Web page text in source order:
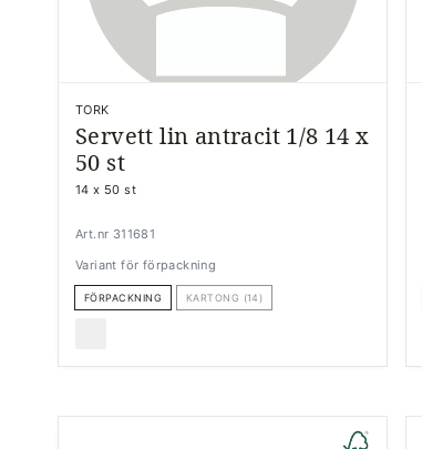
TORK
Servett lin antracit 1/8 14 x
50 st
14 x 50 st
Art.nr 311681
Variant för förpackning
FÖRPACKNING KARTONG (14)